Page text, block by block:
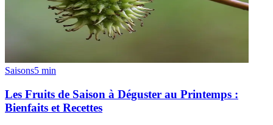
Saisons5 min
Les Fruits de Saison à Déguster au Printemps :
Bienfaits et Recettes